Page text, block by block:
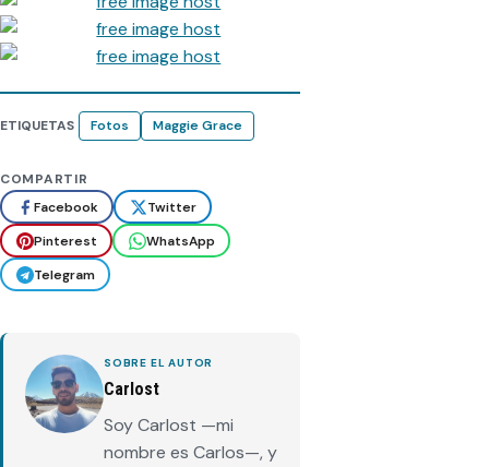
ETIQUETAS Fotos Maggie Grace
COMPARTIR
Facebook
Twitter
Pinterest
WhatsApp
Telegram
SOBRE EL AUTOR
Carlost
Soy Carlost —mi
nombre es Carlos—, y